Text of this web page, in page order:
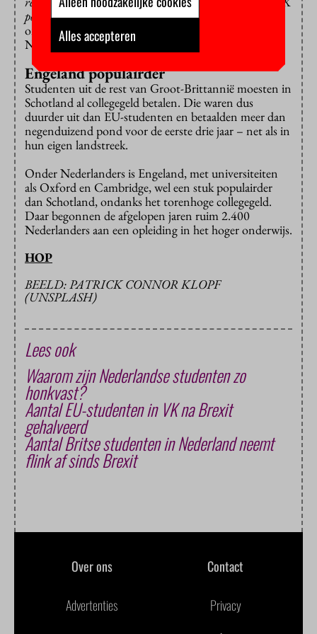
policies that we do not support and did not vote for
onderwijsminister Richard Lochhead van de Scottish
National Party.
Engeland populairder
Studenten uit de rest van Groot-Brittannië moesten in
Schotland al collegegeld betalen. Die waren dus
duurder uit dan EU-studenten en betaalden meer dan
negenduizend pond voor de eerste drie jaar – net als in
hun eigen landstreek.
Onder Nederlanders is Engeland, met universiteiten
als Oxford en Cambridge, wel een stuk populairder
dan Schotland, ondanks het torenhoge collegegeld.
Daar begonnen de afgelopen jaren ruim 2.400
Nederlanders aan een opleiding in het hoger onderwijs.
HOP
BEELD: PATRICK CONNOR KLOPF
(UNSPLASH)
Lees ook
Waarom zijn Nederlandse studenten zo
honkvast?
Aantal EU-studenten in VK na Brexit
gehalveerd
Aantal Britse studenten in Nederland neemt
flink af sinds Brexit
Over ons Contact
Advertenties Privacy
Alles accepteren